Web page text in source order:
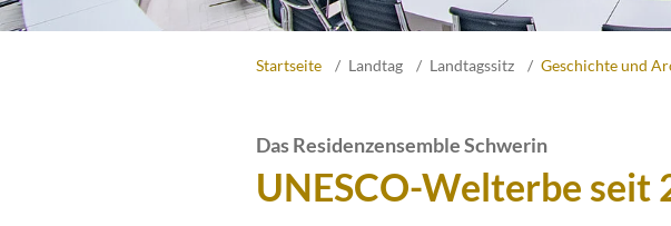
Startseite Landtag Landtagssitz Geschichte und
Das Residenzensemble Schwerin
UNESCO-Welterbe seit